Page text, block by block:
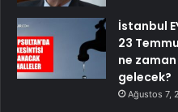
İstanbul
23
ne
gelecek?
Ağustos 7,